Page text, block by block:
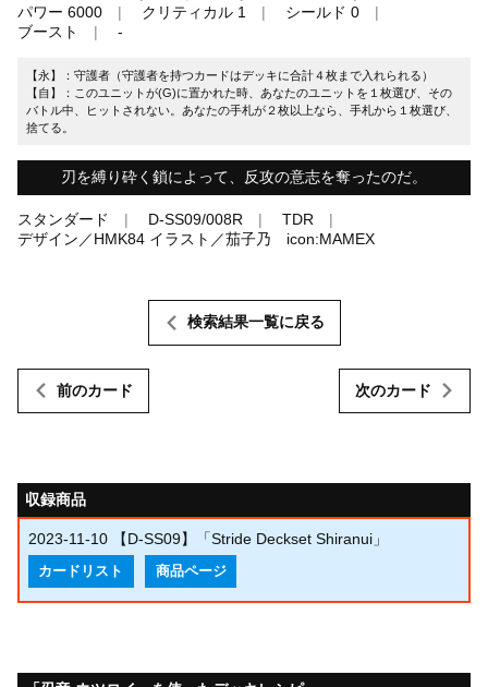
パワー 6000
クリティカル 1
シールド 0
ブースト
-
【永】：守護者（守護者を持つカードはデッキに合計４枚まで入れられる）
【自】：このユニットが(G)に置かれた時、あなたのユニットを１枚選び、その
バトル中、ヒットされない。あなたの手札が２枚以上なら、手札から１枚選び、
捨てる。
刃を縛り砕く鎖によって、反攻の意志を奪ったのだ。
スタンダード D-SS09/008R
TDR
デザイン／HMK84 イラスト／茄子乃 icon:MAMEX
前のカード
検索結果一覧に戻る
次のカード
収録商品
2023-11-10 【D-SS09】「Stride Deckset Shiranui」
カードリスト 商品ページ